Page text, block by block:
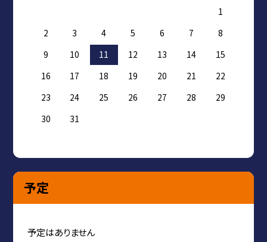
1
2
3 4 5 6 7
8
9
10 11 12 13 14
15
16
17 18 19 20 21
22
23
24 25 26 27 28
29
30
31
予定
予定はありません